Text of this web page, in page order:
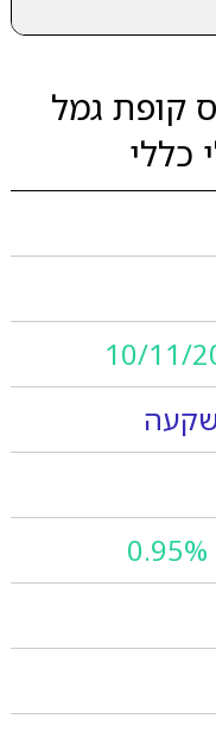
קופת גמל
כללי
10/11/
0.95%